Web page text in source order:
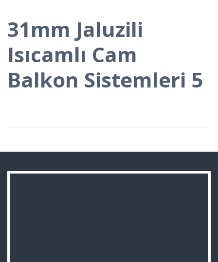
31mm Jaluzili
Isıcamlı Cam
Balkon Sistemleri 5